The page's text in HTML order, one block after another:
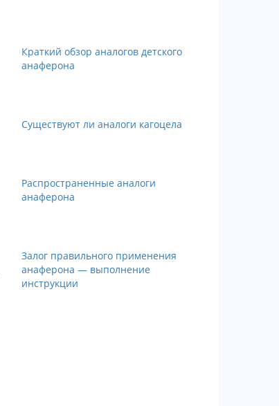
Краткий обзор аналогов детского
анаферона
Существуют ли аналоги кагоцела
Распространенные аналоги
анаферона
Залог правильного применения
анаферона — выполнение
инструкции